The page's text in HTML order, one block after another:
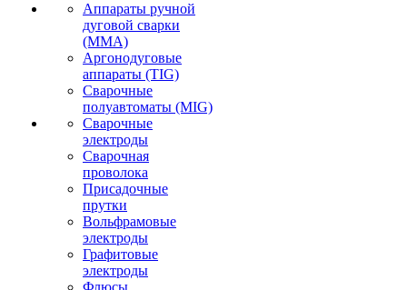
Аппараты ручной
дуговой сварки
(MMA)
Аргонодуговые
аппараты (TIG)
Сварочные
полуавтоматы (MIG)
Сварочные
электроды
Сварочная
проволока
Присадочные
прутки
Вольфрамовые
электроды
Графитовые
электроды
Флюсы